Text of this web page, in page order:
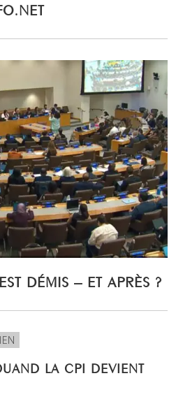
DÉMIS – ET APRÈS ?
LA CPI DEVIENT